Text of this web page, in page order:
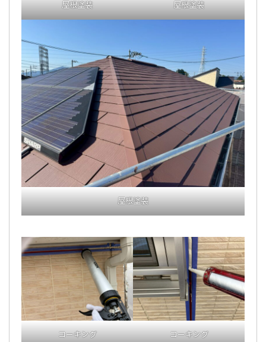
屋根塗装 屋根塗装
屋根塗装
コーキング コーキング